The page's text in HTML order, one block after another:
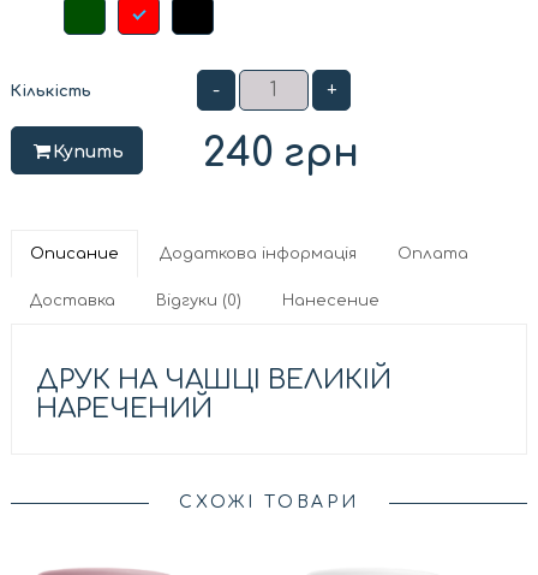
Кількість - +
Купить 240 грн
Описание Додаткова інформація Оплата
Доставка Відгуки (0) Нанесение
ДРУК НА ЧАШЦІ ВЕЛИКІЙ
НАРЕЧЕНИЙ
СХОЖІ ТОВАРИ